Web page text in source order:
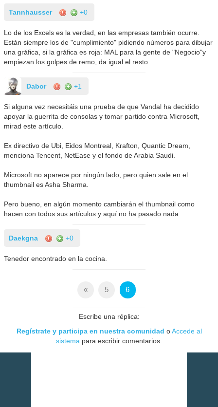
Tannhausser +0
Lo de los Excels es la verdad, en las empresas también ocurre.
Están siempre los de "cumplimiento" pidiendo números para dibujar
una gráfica, si la gráfica es roja: MAL para la gente de "Negocio"y
empiezan los golpes de remo, da igual el resto.
Dabor +1
Si alguna vez necesitáis una prueba de que Vandal ha decidido
apoyar la guerrita de consolas y tomar partido contra Microsoft,
mirad este artículo.
Ex directivo de Ubi, Eidos Montreal, Krafton, Quantic Dream,
menciona Tencent, NetEase y el fondo de Arabia Saudi.
Microsoft no aparece por ningún lado, pero quien sale en el
thumbnail es Asha Sharma.
Pero bueno, en algún momento cambiarán el thumbnail como
hacen con todos sus artículos y aquí no ha pasado nada
Daekgna +0
Tenedor encontrado en la cocina.
« 5 6
Escribe una réplica:
Regístrate y participa en nuestra comunidad oAccede al
sistema para escribir comentarios.